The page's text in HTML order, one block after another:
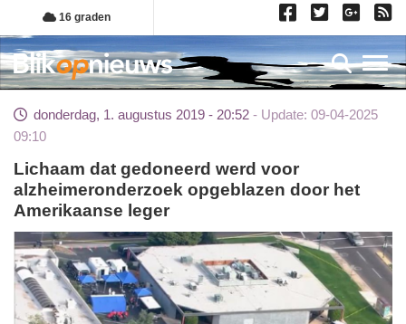
Overslaan
en
naar
de
gaan
16 graden
donderdag, 1. augustus 2019 - 20:52
Update: 09-04-2025
09:10
Lichaam dat gedoneerd werd voor
alzheimeronderzoek opgeblazen door het
Amerikaanse leger